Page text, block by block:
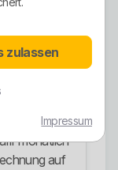
am
monatlich
auf
zulassen
Impressum